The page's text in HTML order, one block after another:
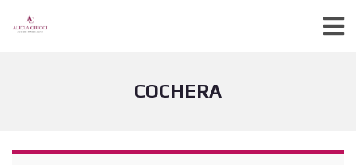
COCHERA